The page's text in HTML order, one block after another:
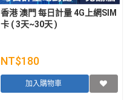
香港 澳門 每日計量 4G上網SIM
卡 ( 3天~30天 )
NT$180
加入購物車